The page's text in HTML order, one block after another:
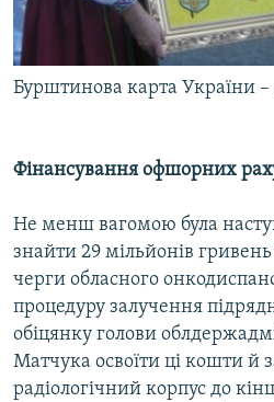
Бурштинова карта України –
Фінансування офшорних
Не менш вагомою була
знайти 29 мільйонів гривень
черги обласного
процедуру залучення
обіцянку голови
Матчука освоїти ці кошти й
радіологічний корпус до